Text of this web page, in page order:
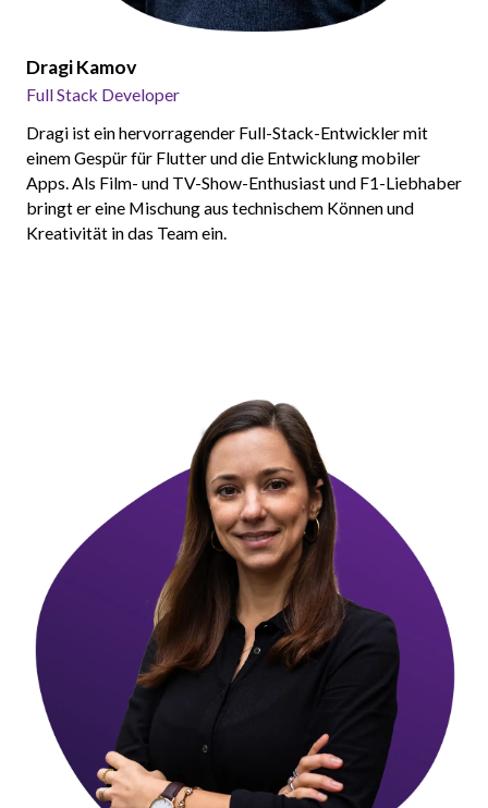
Dragi Kamov
Full Stack Developer
Dragi ist ein hervorragender Full-Stack-Entwickler mit
einem Gespür für Flutter und die Entwicklung mobiler
Apps. Als Film- und TV-Show-Enthusiast und F1-Liebhaber
bringt er eine Mischung aus technischem Können und
Kreativität in das Team ein.